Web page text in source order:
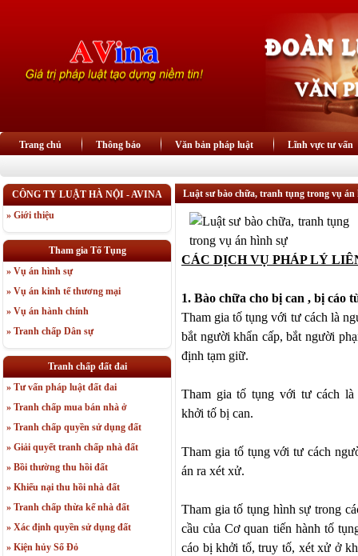
Trang chủ Thông báo Văn bản pháp luật Lĩnh vực tư vấn
CÔNG TY LUẬT HÀ NỘI - AVINA
» Giới thiệu
Tham gia Tố Tụng
» Vụ án hình sự
» Vụ án kinh tế thương mại
» Vụ án hành chính
» Tranh chấp Dân sự
Tranh chấp đất đai
» Tư vấn pháp luật đất đai
» Tranh chấp mua bán nhà ở
» Tranh chấp quyền sử dụng đất
» Giải quyết tranh chấp nhà đất
» Bồi thường thu hồi đất
» Khiếu nại thu hồi nhà đất
» Tranh chấp thừa kế nhà đất
» Xác định quyền sử dụng đất
» Kiện hủy Sổ Đỏ
Luật sư bào chữa, tranh tụng trong vụ án
CÁC DỊCH VỤ PHÁP LÝ
1. Bào chữa cho bị can , bị cáo
Tham giatố tụng với tư cách là
bắt người khẩn cấp, bắt người
định tạm giữ.
Tham giatố tụng với tư cách
khởi tố bị can.
Tham gia tố tụng với tư cách
án ra xét xử.
Tham giatố tụng hình sự trong
cầu của Cơ quan tiến hànhtố
cáo bị khởi tố, truy tố, xét xử ở